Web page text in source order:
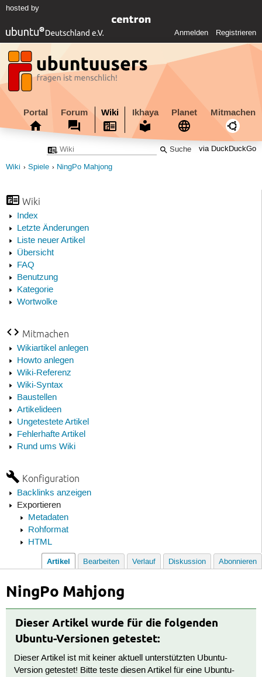
hosted by
Anmelden Registrieren
Portal Forum Wiki Ikhaya Planet Mitmachen
via DuckDuckGo
Wiki Spiele NingPo Mahjong
Wiki
Index
Letzte Änderungen
Liste neuer Artikel
Übersicht
FAQ
Benutzung
Kategorie
Wortwolke
Mitmachen
Wikiartikel anlegen
Howto anlegen
Wiki-Referenz
Wiki-Syntax
Baustellen
Artikelideen
Ungetestete Artikel
Fehlerhafte Artikel
Rund ums Wiki
Konfiguration
Backlinks anzeigen
Exportieren
Metadaten
Rohformat
HTML
Artikel Bearbeiten Verlauf Diskussion Abonnieren
NingPo Mahjong
Dieser Artikel wurde für die folgenden
Ubuntu-Versionen getestet:
Dieser Artikel ist mit keiner aktuell unterstützten Ubuntu-
Version getestet! Bitte teste diesen Artikel für eine Ubuntu-